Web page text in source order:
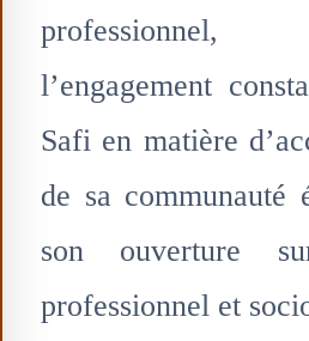
l’engagement
Safi en matière
de sa communauté
son ouverture
professionnel et